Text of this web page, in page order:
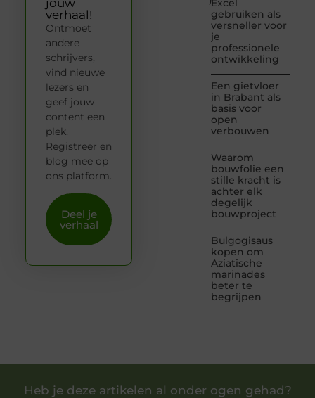
Excel
gebruiken als
versneller voor
je
professionele
ontwikkeling
Een gietvloer
in Brabant als
basis voor
open
verbouwen
Waarom
bouwfolie een
stille kracht is
achter elk
degelijk
bouwproject
Bulgogisaus
kopen om
Aziatische
marinades
beter te
begrijpen
verhaal!
Ontmoet
andere
schrijvers,
vind nieuwe
lezers en
geef jouw
content een
plek.
Registreer en
blog mee op
ons platform.
Deel je
verhaal
Heb je deze artikelen al onder ogen gehad?